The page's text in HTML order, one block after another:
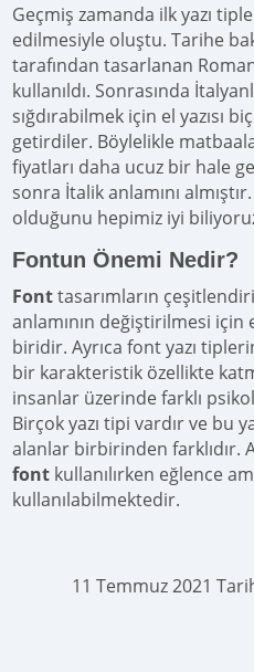
Geçmiş zamanda ilk yazı
edilmesiyle oluştu. Tarihe
tarafından tasarlanan
kullanıldı. Sonrasında
sığdırabilmek için el yazısı
getirdiler. Böylelikle
fiyatları daha ucuz bir hale
sonra İtalik anlamını
olduğunu hepimiz iyi
Fontun Önemi Nedir?
Fonttasarımların
anlamının değiştirilmesi
biridir. Ayrıca font yazı
bir karakteristik özellikte
insanlar üzerinde farklı
Birçok yazı tipi vardır ve bu
alanlar birbirinden farklıdır.
font kullanılırken eğlence
kullanılabilmektedir.
11 Temmuz 2021